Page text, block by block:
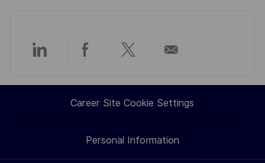
Share
via
LinkedIn
Share
via
Facebook
Share
via
twitter
via
email
Career Site Cookie Settings
Personal Information